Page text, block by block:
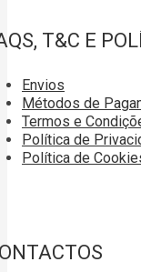
T&C E
Envios
Métodos de
Termos e
Política de
Política de